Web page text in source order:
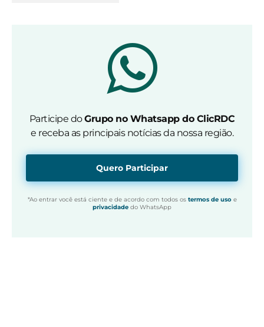
Participe doGrupo no Whatsapp do ClicRDC
e receba as principais notícias da nossa região.
Quero Participar
*Ao entrar você está ciente e de acordo com todos os termos de usoe
privacidade do WhatsApp